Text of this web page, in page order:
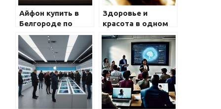
Айфон купить в
Белгороде по
выгодной цене:
оригинальные
смартфоны Apple
iPhone
Здоровье и
красота в одном
месте:
dzintarsshop.ru